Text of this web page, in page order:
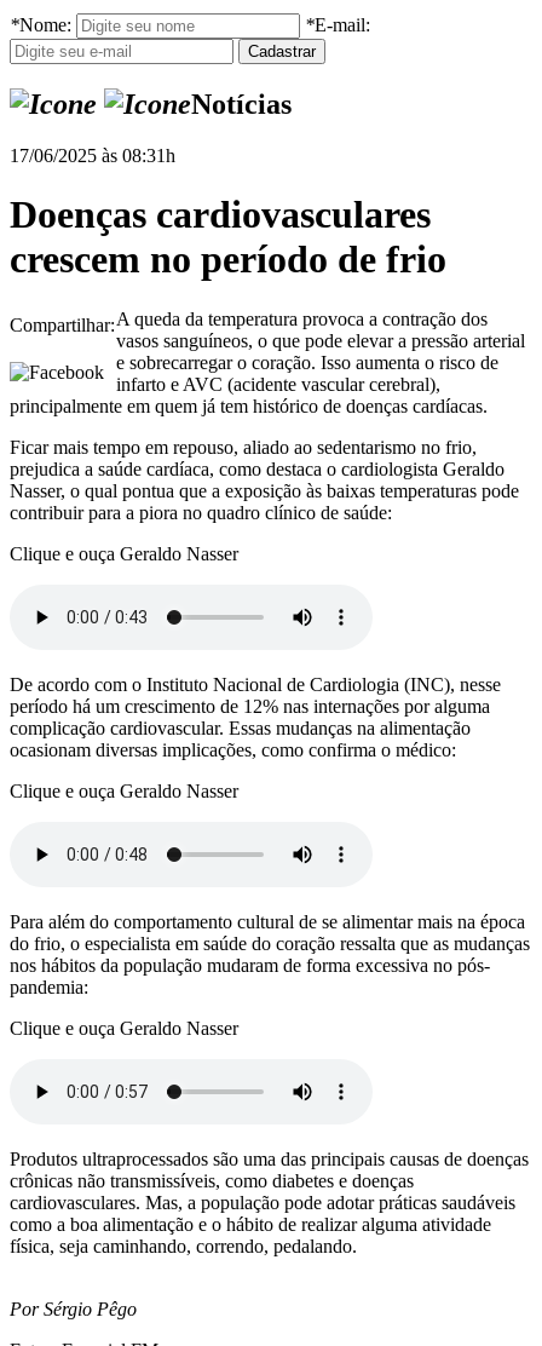
*Nome: *E-mail:
Notícias
17/06/2025 às 08:31h
Doenças cardiovasculares
crescem no período de frio
Compartilhar:A queda da temperatura provoca a contração dos
vasos sanguíneos, o que pode elevar a pressão arterial
e sobrecarregar o coração. Isso aumenta o risco de
infarto e AVC (acidente vascular cerebral),
principalmente em quem já tem histórico de doenças cardíacas.
Ficar mais tempo em repouso, aliado ao sedentarismo no frio,
prejudica a saúde cardíaca, como destaca o cardiologista Geraldo
Nasser, o qual pontua que a exposição às baixas temperaturas pode
contribuir para a piora no quadro clínico de saúde:
Clique e ouça Geraldo Nasser
De acordo com o Instituto Nacional de Cardiologia (INC), nesse
período há um crescimento de 12% nas internações por alguma
complicação cardiovascular. Essas mudanças na alimentação
ocasionam diversas implicações, como confirma o médico:
Clique e ouça Geraldo Nasser
Para além do comportamento cultural de se alimentar mais na época
do frio, o especialista em saúde do coração ressalta que as mudanças
nos hábitos da população mudaram de forma excessiva no pós-
pandemia:
Clique e ouça Geraldo Nasser
Produtos ultraprocessados são uma das principais causas de doenças
crônicas não transmissíveis, como diabetes e doenças
cardiovasculares. Mas, a população pode adotar práticas saudáveis
como a boa alimentação e o hábito de realizar alguma atividade
física, seja caminhando, correndo, pedalando.
Por Sérgio Pêgo